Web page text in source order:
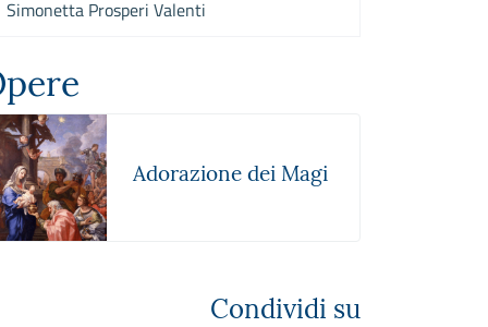
Simonetta Prosperi Valenti
Adorazione dei Magi
Condividi su